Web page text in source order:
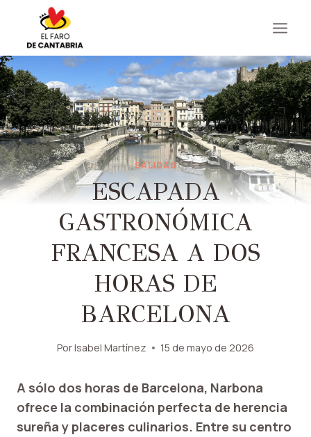
contenido
SALIDAS
ESCAPADA
GASTRONÓMICA
FRANCESA A DOS
HORAS DE
BARCELONA
PorIsabel Martínez 15 de mayo de 2026
A sólo dos horas de Barcelona, ​​Narbona
ofrece la combinación perfecta de herencia
sureña y placeres culinarios. Entre su centro